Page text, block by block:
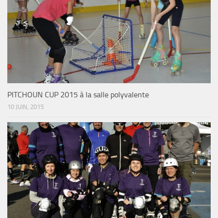
PITCHOUN CUP 2015 à la salle polyvalente
10 JUIN, 2015